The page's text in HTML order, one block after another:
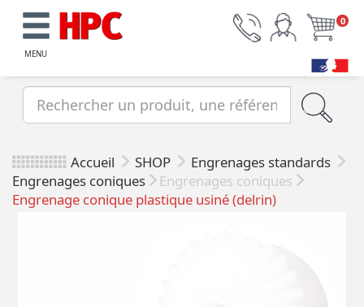
MENU
0
Accueil SHOP
Engrenages standards
Engrenages coniques
Engrenages coniques
Engrenage conique plastique usiné (delrin)